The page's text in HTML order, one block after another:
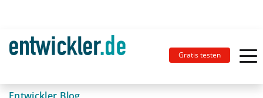
Gratis testen